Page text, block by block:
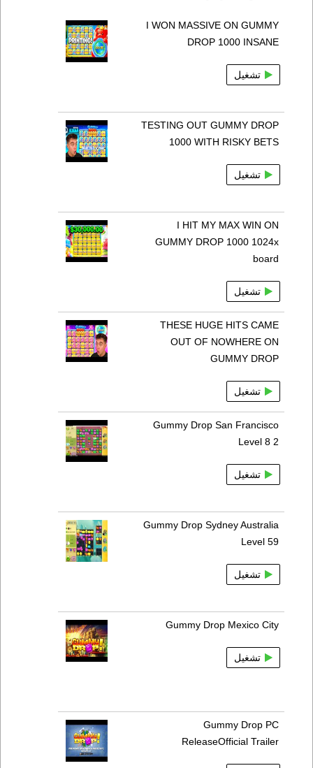
I WON MASSIVE ON GUMMY
DROP 1000 INSANE
تشغيل
TESTING OUT GUMMY DROP
1000 WITH RISKY BETS
تشغيل
I HIT MY MAX WIN ON
GUMMY DROP 1000 1024x
board
تشغيل
THESE HUGE HITS CAME
OUT OF NOWHERE ON
GUMMY DROP
تشغيل
Gummy Drop San Francisco
Level 8 2
تشغيل
Gummy Drop Sydney Australia
Level 59
تشغيل
Gummy Drop Mexico City
تشغيل
Gummy Drop PC
ReleaseOfficial Trailer